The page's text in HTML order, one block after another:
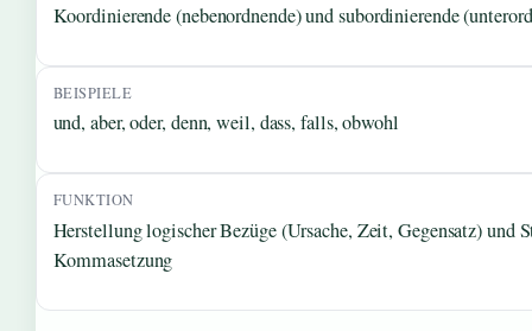
Koordinierende (nebenordnende) und subordinierende
BEISPIELE
und, aber, oder, denn, weil, dass, falls, obwohl
FUNKTION
Herstellung logischer Bezüge (Ursache, Zeit, Gegensatz) und
Kommasetzung